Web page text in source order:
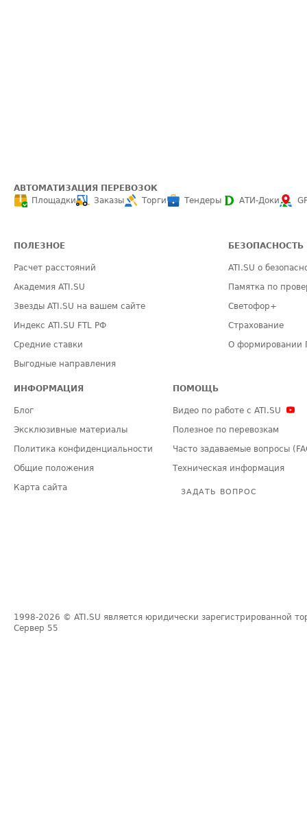
АВТОМАТИЗАЦИЯ ПЕРЕВОЗОК
Площадки
Заказы Торги Тендеры АТИ-Доки
ПОЛЕЗНОЕ
Расчет расстояний
Академия ATI.SU
Звезды ATI.SU на вашем сайте
Индекс ATI.SU FTL РФ
Средние ставки
Выгодные направления
БЕЗОПАСНОСТЬ
ATI.SU о
Памятка по
Светофор+
Страхование
О формировании
ИНФОРМАЦИЯ
Блог
Эксклюзивные материалы
Политика конфиденциальности
Общие положения
Карта сайта
ПОМОЩЬ
Видео по работе с ATI.SU
Полезное по перевозкам
Часто задаваемые вопросы
Техническая информация
ЗАДАТЬ ВОПРОС
1998-2026 © ATI.SU является юридически зарегистрированной
Сервер 55